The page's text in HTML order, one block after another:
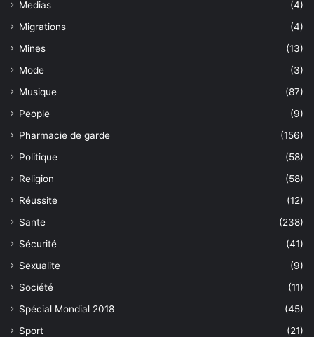
Medias
(4)
Migrations
(4)
Mines
(13)
Mode
(3)
Musique
(87)
People
(9)
Pharmacie de garde
(156)
Politique
(58)
Religion
(58)
Réussite
(12)
Sante
(238)
Sécurité
(41)
Sexualite
(9)
Société
(11)
Spécial Mondial 2018
(45)
Sport
(21)